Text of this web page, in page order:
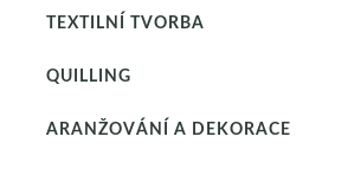
TEXTILNÍ TVORBA
QUILLING
ARANŽOVÁNÍ A DEKORACE